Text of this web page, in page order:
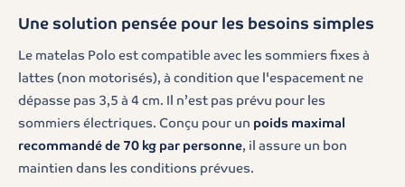
Une solution pensée pour les besoins simples
Le matelas Polo est compatible avec les sommiers fixes à
lattes (non motorisés), à condition que l'espacement ne
dépasse pas 3,5 à 4 cm. Il n’est pas prévu pour les
sommiers électriques. Conçu pour un poids maximal
recommandé de 70 kg par personne, il assure un bon
maintien dans les conditions prévues.